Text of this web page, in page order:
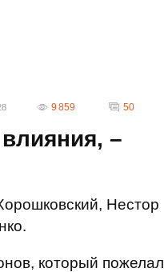
9 859 50
–
Нестор
который пожелал